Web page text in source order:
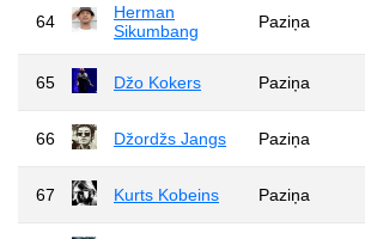
64
Herman
Sikumbang
Paziņa
65 Džo Kokers Paziņa
66 Džordžs Jangs Paziņa
67 Kurts Kobeins Paziņa